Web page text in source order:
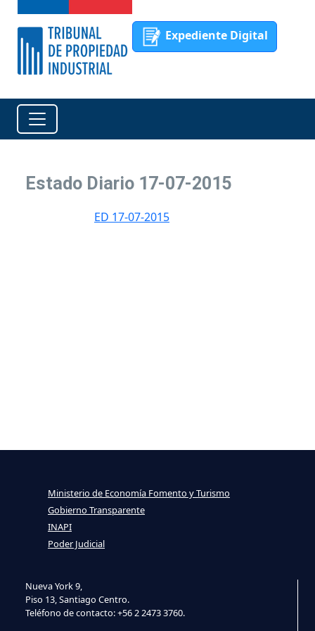
Expediente Digital
Estado Diario 17-07-2015
ED 17-07-2015
Nueva York 9,
Piso 13, Santiago Centro.
Teléfono de contacto: +56 2 2473 3760.
Ministerio de Economía Fomento y Turismo
Gobierno Transparente
INAPI
Poder Judicial